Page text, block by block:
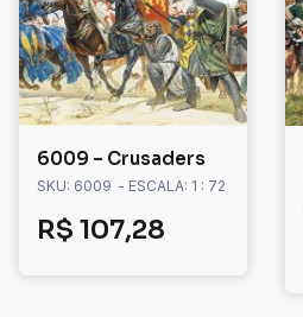
6009 – Crusaders
SKU: 6009 - ESCALA: 1 : 72
R$ 107,28